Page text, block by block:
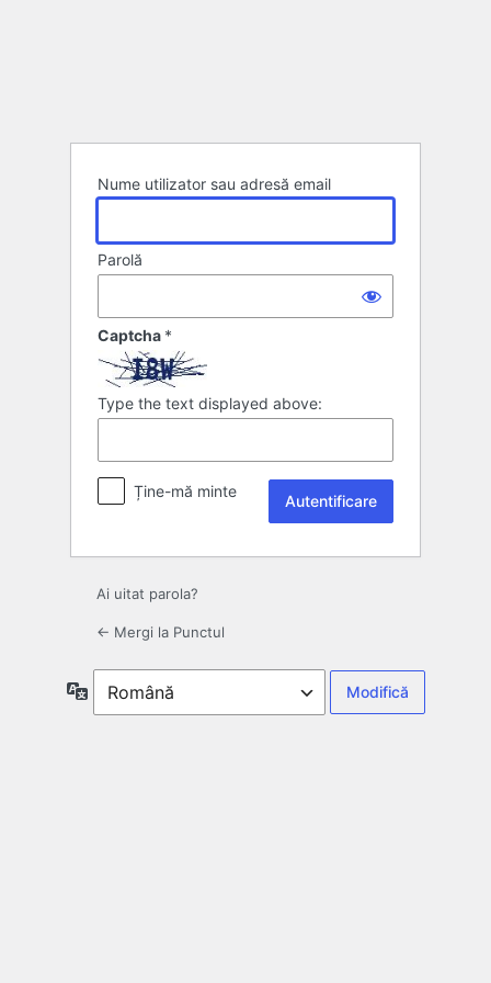
Nume utilizator sau adresă email
Parolă
Captcha *
Type the text displayed above:
Ține-mă minte
Ai uitat parola?
← Mergi la Punctul
Limbă